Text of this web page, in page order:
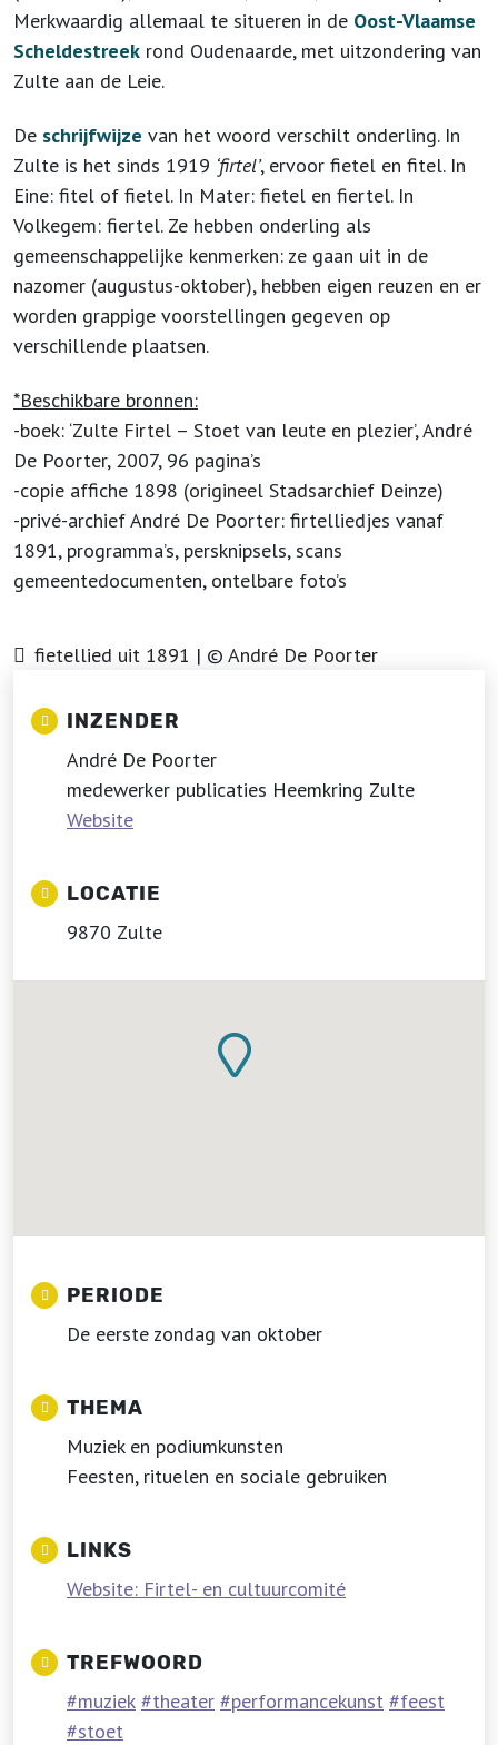
Merkwaardig allemaal te situeren in de Oost-Vlaamse
Scheldestreek rond Oudenaarde, met uitzondering van
Zulte aan de Leie.
De schrijfwijze van het woord verschilt onderling. In
Zulte is het sinds 1919 ‘firtel’, ervoor fietel en fitel. In
Eine: fitel of fietel. In Mater: fietel en fiertel. In
Volkegem: fiertel. Ze hebben onderling als
gemeenschappelijke kenmerken: ze gaan uit in de
nazomer (augustus-oktober), hebben eigen reuzen en er
worden grappige voorstellingen gegeven op
verschillende plaatsen.
*Beschikbare bronnen:
-boek: ‘Zulte Firtel – Stoet van leute en plezier’, André
De Poorter, 2007, 96 pagina’s
-copie affiche 1898 (origineel Stadsarchief Deinze)
-privé-archief André De Poorter: firtelliedjes vanaf
1891, programma’s, persknipsels, scans
gemeentedocumenten, ontelbare foto’s
fietellied uit 1891 | © André De Poorter
INZENDER
André De Poorter
medewerker publicaties Heemkring Zulte
Website
LOCATIE
9870 Zulte
PERIODE
De eerste zondag van oktober
THEMA
Muziek en podiumkunsten
Feesten, rituelen en sociale gebruiken
LINKS
Website: Firtel- en cultuurcomité
TREFWOORD
muziek theater performancekunst
feest
stoet